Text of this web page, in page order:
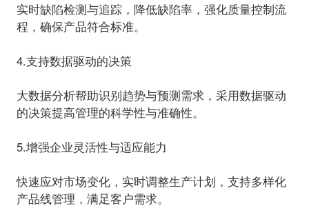
实时缺陷检测与追踪，降低缺陷率， 强化质量控制流
程，确保产品符合标准。
4.支持数据驱动的决策
大数据分析帮助识别趋势与预测需求，采用数据驱动
的决策提高管理的科学性与准确性。
5.增强企业灵活性与适应能力
快速应对市场变化，实时调整生产计划， 支持多样化
产品线管理，满足客户需求。